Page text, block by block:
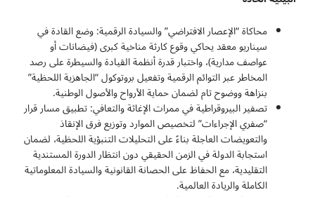
محاكاة “الإعصار الافتراضي” والسيادة الرقمية: وضع القادة في
سيناريو معقد يحاكي وقوع كارثة مناخية كبرى (فيضانات أو
عواصف مدارية)، واختبار قدرة أنظمة القيادة والسيطرة على رصد
المخاطر عبر التوائم الرقمية وتفعيل بروتوكول “الجاهزية اللحظية”
بنزاهة ووضوح تام لضمان حماية الأرواح والأصول الوطنية.
تصفير البيروقراطية في ممرات الإغاثة والتعافي: تطبيق مسار قرار
“صفري الإجراءات” لتخصيص الموارد وتوزيع فرق الإنقاذ
والتعويضات العاجلة بناءً على التحليلات التنبؤية اللحظية، لضمان
استجابة الدولة في الزمن الحقيقي دون انتظار الدورة المستندية
التقليدية، مع الحفاظ على الحصانة القانونية والسيادة المعلوماتية
الكاملة والريادة العالمية.